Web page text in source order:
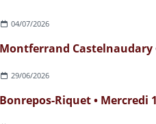
04/07/2026
29/06/2026